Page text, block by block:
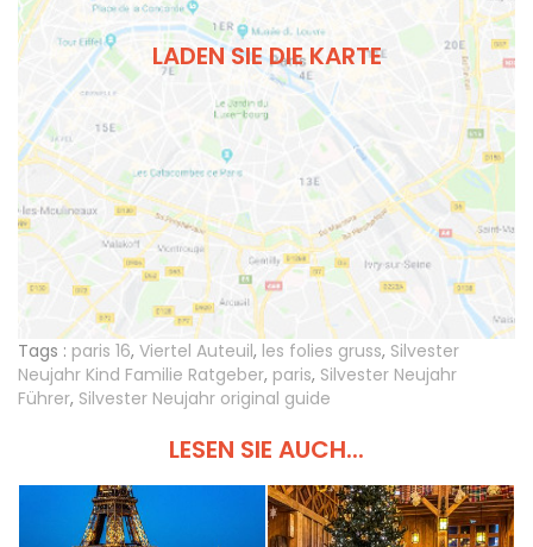
LADEN SIE DIE KARTE
Tags : paris 16, Viertel Auteuil, les folies gruss, Silvester
Neujahr Kind Familie Ratgeber, paris, Silvester Neujahr
Führer, Silvester Neujahr original guide
LESEN SIE AUCH...